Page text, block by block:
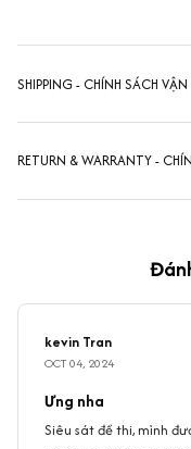
SHIPPING - CHÍNH SÁCH VẬN
RETURN & WARRANTY -
kevin Tran
OCT 04, 2024
Ưng nha
Siêu sát đề thi, mình